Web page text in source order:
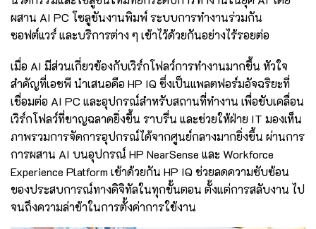
ผสาน AI PC โซลูชันงานพิมพ์ ระบบการทำงานร่วมกัน
ซอฟต์แวร์ และบริการต่าง ๆ เข้าไว้ด้วยกันอย่างไร้รอยต่อ
เมื่อ AI มีส่วนเกี่ยวข้องกับเวิร์กโฟลว์การทำงานมากขึ้น หัวใจ
สำคัญที่เอชพี นำเสนอคือ HP IQ ซึ่งเป็นแพลตฟอร์มอัจฉริยะที่
เชื่อมต่อ AI PC และอุปกรณ์สำหรับสถานที่ทำงาน เพื่อขับเคลื่อน
เวิร์กโฟลว์ที่ชาญฉลาดยิ่งขึ้น ราบรื่น และช่วยให้ฝ่าย IT มองเห็น
ภาพรวมการจัดการอุปกรณ์ได้จากศูนย์กลางมากยิ่งขึ้น ผ่านการ
การผสาน AI บนอุปกรณ์ HP NearSense และ Workforce
Experience Platform เข้าด้วยกัน HP IQ ช่วยลดความซับซ้อน
ของประสบการณ์ทางดิจิทัลในทุกขั้นตอน ตั้งแต่การสลับงาน ไป
จนถึงความล่าช้าในการตั้งค่าการใช้งาน